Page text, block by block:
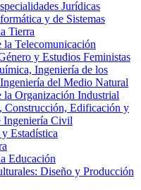
Jurídicas
y de Sistemas
Tierra
la Telecomunicación
y Estudios Feministas
Ingeniería de los
del Medio Natural
la Organización Industrial
Construcción, Edificación y
Ingeniería Civil
Estadística
Educación
Diseño y Producción